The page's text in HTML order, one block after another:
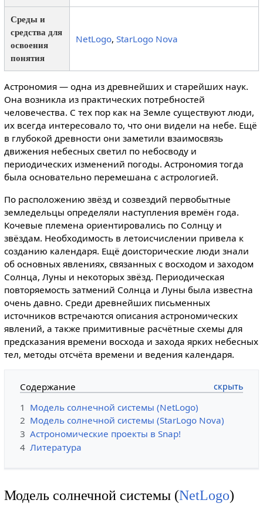
Среды и
средства для
освоения
понятия
NetLogo, StarLogo Nova
Астрономия — одна из древнейших и старейших наук.
Она возникла из практических потребностей
человечества. С тех пор как на Земле существуют люди,
их всегда интересовало то, что они видели на небе. Ещё
в глубокой древности они заметили взаимосвязь
движения небесных светил по небосводу и
периодических изменений погоды. Астрономия тогда
была основательно перемешана с астрологией.
По расположению звёзд и созвездий первобытные
земледельцы определяли наступления времён года.
Кочевые племена ориентировались по Солнцу и
звёздам. Необходимость в летоисчислении привела к
созданию календаря. Ещё доисторические люди знали
об основных явлениях, связанных с восходом и заходом
Солнца, Луны и некоторых звёзд. Периодическая
повторяемость затмений Солнца и Луны была известна
очень давно. Среди древнейших письменных
источников встречаются описания астрономических
явлений, а также примитивные расчётные схемы для
предсказания времени восхода и захода ярких небесных
тел, методы отсчёта времени и ведения календаря.
Содержание
1 Модель солнечной системы (NetLogo)
2 Модель солнечной системы (StarLogo Nova)
3 Астрономические проекты в Snap!
4 Литература
Модель солнечной системы (NetLogo)